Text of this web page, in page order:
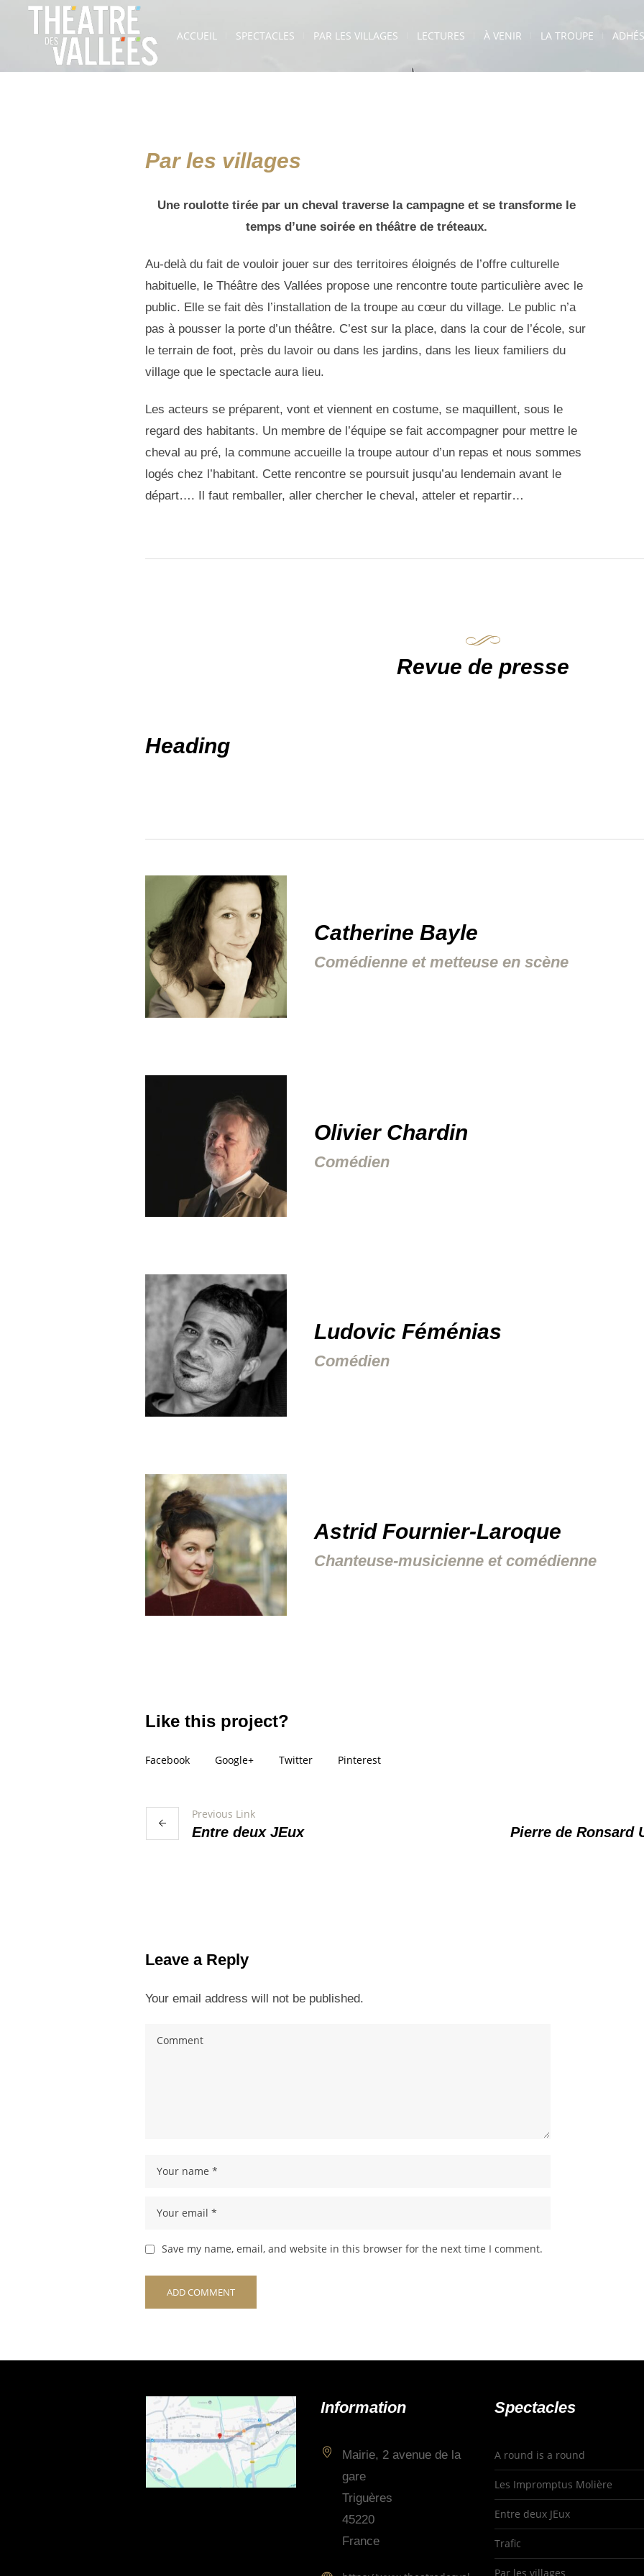
ACCUEIL SPECTACLES PAR LES VILLAGES LECTURES À VENIR LA TROUPE
Par les villages
Une roulotte tirée par un cheval traverse la campagne et se transforme le
temps d’une soirée en théâtre de tréteaux.
Au-delà du fait de vouloir jouer sur des territoires éloignés de l’offre culturelle
habituelle, le Théâtre des Vallées propose une rencontre toute particulière avec le
public. Elle se fait dès l’installation de la troupe au cœur du village. Le public n’a
pas à pousser la porte d’un théâtre. C’est sur la place, dans la cour de l’école, sur
le terrain de foot, près du lavoir ou dans les jardins, dans les lieux familiers du
village que le spectacle aura lieu.
Les acteurs se préparent, vont et viennent en costume, se maquillent, sous le
regard des habitants. Un membre de l’équipe se fait accompagner pour mettre le
cheval au pré, la commune accueille la troupe autour d’un repas et nous sommes
logés chez l’habitant. Cette rencontre se poursuit jusqu’au lendemain avant le
départ…. Il faut remballer, aller chercher le cheval, atteler et repartir…
Revue de presse
Heading
Catherine Bayle
Comédienne et metteuse en scène
Olivier Chardin
Comédien
Ludovic Féménias
Comédien
Astrid Fournier-Laroque
Chanteuse-musicienne et comédienne
Like this project?
Facebook Google+ Twitter Pinterest
Previous Link
Entre deux JEux Pierre de Ronsard
Leave a Reply
Your email address will not be published.
Save my name, email, and website in this browser for the next time I comment.
Information
Mairie, 2 avenue de la
gare
Triguères
45220
France
Spectacles
A round is a round
Les Impromptus Molière
Entre deux JEux
Trafic
Par les villages